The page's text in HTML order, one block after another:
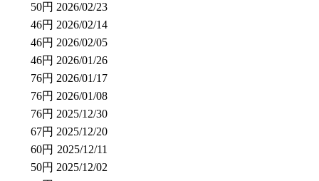
50円 2026/02/23
46円 2026/02/14
46円 2026/02/05
46円 2026/01/26
76円 2026/01/17
76円 2026/01/08
76円 2025/12/30
67円 2025/12/20
60円 2025/12/11
50円 2025/12/02